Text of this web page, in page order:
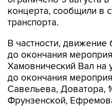
концерта, сообщили в
транспорта.
В частности,
до окончания
Хамовнический Вал на
до окончания
Савельева, Доватора,
Фрунзенской,